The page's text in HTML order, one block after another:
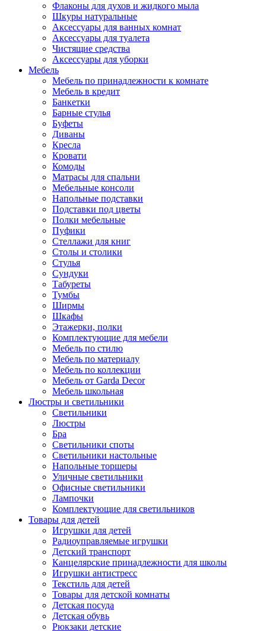
Флаконы для духов и жидкого мыла
Шкуры натуральные
Аксессуары для ванных комнат
Аксессуары для туалета
Чистящие средства
Аксессуары для уборки
Мебель
Мебель по принадлежности к комнате
Мебель в кредит
Банкетки
Барные стулья
Буфеты
Диваны
Кресла
Кровати
Комоды
Матрасы для спальни
Мебельные консоли
Напольные подставки
Подставки под цветы
Полки мебельные
Пуфики
Стеллажи для книг
Столы и столики
Стулья
Сундуки
Табуреты
Тумбы
Ширмы
Шкафы
Этажерки, полки
Комплектующие для мебели
Мебель по стилю
Мебель по материалу
Мебель по коллекции
Мебель от Garda Decor
Мебель школьная
Люстры и светильники
Светильники
Люстры
Бра
Светильники споты
Светильники настольные
Напольные торшеры
Уличные светильники
Офисные светильники
Лампочки
Комплектующие для светильников
Товары для детей
Игрушки для детей
Радиоуправляемые игрушки
Детский транспорт
Канцелярские принадлежности для школы
Игрушки антистресс
Текстиль для детей
Товары для детской комнаты
Детская посуда
Детская обувь
Рюкзаки детские